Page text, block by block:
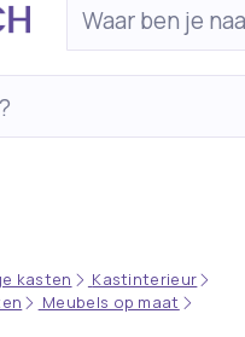
kasten
Kastinterieur
Meubels op maat